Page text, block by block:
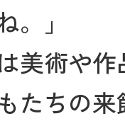
。」
美術や
たちの